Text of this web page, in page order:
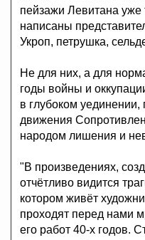
пейзажи Левитана уже
написаны
Укроп, петрушка,
Не для них, а для
годы войны и
в глубоком уединении,
движения
народом лишения и
"В произведениях,
отчётливо видится
котором живёт
проходят перед нами
его работ 40-х годов.